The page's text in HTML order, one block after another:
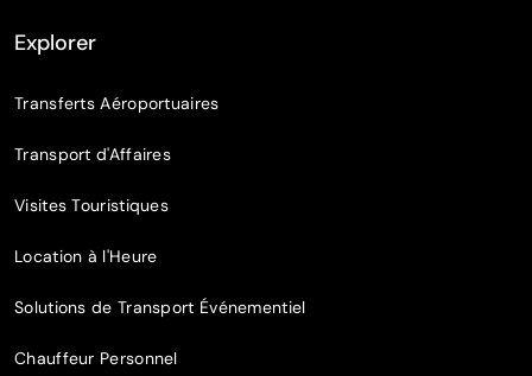
Explorer
Transferts Aéroportuaires
Transport d'Affaires
Visites Touristiques
Location à l'Heure
Solutions de Transport Événementiel
Chauffeur Personnel